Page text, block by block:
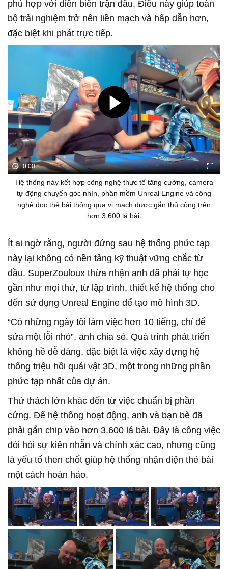
phù hợp với diễn biến trận đấu. Điều này giúp toàn
bộ trải nghiệm trở nên liền mạch và hấp dẫn hơn,
đặc biệt khi phát trực tiếp.
0:00
Hệ thống này kết hợp công nghệ thực tế tăng cường, camera
tự động chuyển góc nhìn, phần mềm Unreal Engine và công
nghệ đọc thẻ bài thông qua vi mạch được gắn thủ công trên
hơn 3.600 lá bài.
Ít ai ngờ rằng, người đứng sau hệ thống phức tạp
này lại không có nền tảng kỹ thuật vững chắc từ
đầu. SuperZouloux thừa nhận anh đã phải tự học
gần như mọi thứ, từ lập trình, thiết kế hệ thống cho
đến sử dụng Unreal Engine để tạo mô hình 3D.
“Có những ngày tôi làm việc hơn 10 tiếng, chỉ để
sửa một lỗi nhỏ”, anh chia sẻ. Quá trình phát triển
không hề dễ dàng, đặc biệt là việc xây dựng hệ
thống triệu hồi quái vật 3D, một trong những phần
phức tạp nhất của dự án.
Thử thách lớn khác đến từ việc chuẩn bị phần
cứng. Để hệ thống hoạt động, anh và bạn bè đã
phải gắn chip vào hơn 3.600 lá bài. Đây là công việc
đòi hỏi sự kiên nhẫn và chính xác cao, nhưng cũng
là yếu tố then chốt giúp hệ thống nhận diện thẻ bài
một cách hoàn hảo.